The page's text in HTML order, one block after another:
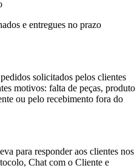
e entregues no prazo
solicitados pelos clientes
motivos: falta de peças, produto
ou pelo recebimento fora do
para responder aos clientes nos
Chat com o Cliente e